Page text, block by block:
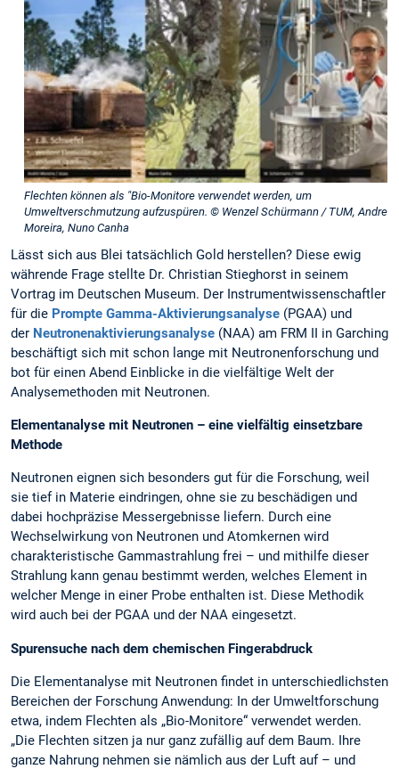
Flechten können als "Bio-Monitore verwendet werden, um
Umweltverschmutzung aufzuspüren. © Wenzel Schürmann / TUM, Andre
Moreira, Nuno Canha
Lässt sich aus Blei tatsächlich Gold herstellen? Diese ewig
währende Frage stellte Dr. Christian Stieghorst in seinem
Vortrag im Deutschen Museum. Der Instrumentwissenschaftler
für die Prompte Gamma-Aktivierungsanalyse (PGAA) und
der Neutronenaktivierungsanalyse (NAA) am FRM II in Garching
beschäftigt sich mit schon lange mit Neutronenforschung und
bot für einen Abend Einblicke in die vielfältige Welt der
Analysemethoden mit Neutronen.
Elementanalyse mit Neutronen – eine vielfältig einsetzbare
Methode
Neutronen eignen sich besonders gut für die Forschung, weil
sie tief in Materie eindringen, ohne sie zu beschädigen und
dabei hochpräzise Messergebnisse liefern. Durch eine
Wechselwirkung von Neutronen und Atomkernen wird
charakteristische Gammastrahlung frei – und mithilfe dieser
Strahlung kann genau bestimmt werden, welches Element in
welcher Menge in einer Probe enthalten ist. Diese Methodik
wird auch bei der PGAA und der NAA eingesetzt.
Spurensuche nach dem chemischen Fingerabdruck
Die Elementanalyse mit Neutronen findet in unterschiedlichsten
Bereichen der Forschung Anwendung: In der Umweltforschung
etwa, indem Flechten als „Bio-Monitore“ verwendet werden.
„Die Flechten sitzen ja nur ganz zufällig auf dem Baum. Ihre
ganze Nahrung nehmen sie nämlich aus der Luft auf – und